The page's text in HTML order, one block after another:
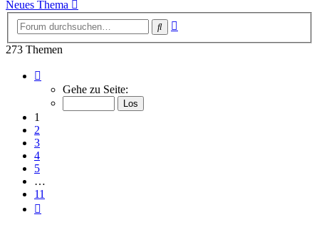
Neues Thema
Suche
273 Themen
von
Gehe zu Seite:
1
2
3
4
5
…
11